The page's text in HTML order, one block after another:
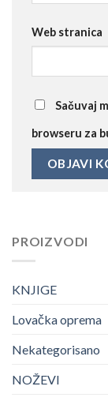
Web stranica
Sačuvaj
browseru za
PROIZVODI
KNJIGE
Lovačka oprema
Nekategorisano
NOŽEVI